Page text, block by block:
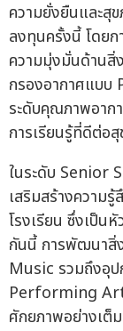
ความยั่งยืนและสุ
ลงทุนครั้งนี้ โดยก
ความมุ่งมั่นด้านสิ่
กรองอากาศแบ
ระดับคุณภาพอาก
การเรียนรู้ที่ดีต่อ
ในระดับ Senior
เสริมสร้างความ
โรงเรียน ซึ่งเป็น
กันนี้ การพัฒนาสิ่
Music รวมถึงอุป
Performing
ศักยภาพอย่างเต็